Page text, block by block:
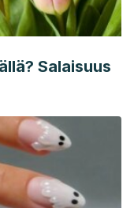
Salaisuus